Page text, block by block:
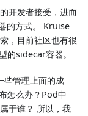
开发者接受，进而
的方式。 Kruise
，目前社区也有很
的sidecar容器。
些管理上面的成
怎么办？Pod中
于谁？ 所以，我